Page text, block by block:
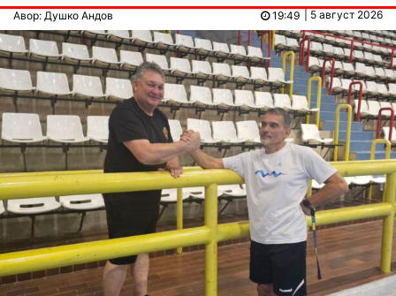
Авор: Душко Андов | 5 август 2026
19:49